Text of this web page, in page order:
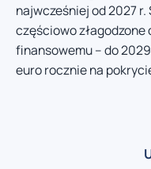
najwcześniej od 2027
częściowo
finansowemu – do
euro rocznie na